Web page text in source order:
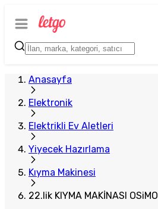
Anasayfa
Elektronik
Elektrikli Ev Aletleri
Yiyecek Hazırlama
Kıyma Makinesi
22.lik KIYMA MAKİNASI OSiMO